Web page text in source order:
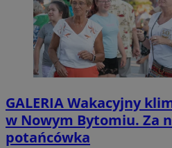
GALERIAWakacyjny
w Nowym Bytomiu. Za
potańcówka